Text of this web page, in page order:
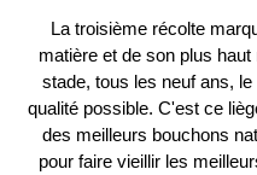
La troisième récolte
matière et de son plus
stade, tous les neuf ans,
qualité possible. C'est ce
des meilleurs bouchons
pour faire vieillir les